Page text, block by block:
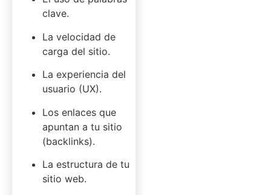
clave.
La velocidad de
carga del sitio.
La experiencia del
usuario (UX).
Los enlaces que
apuntan a tu sitio
(backlinks).
La estructura de tu
sitio web.